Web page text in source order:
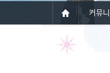
커뮤